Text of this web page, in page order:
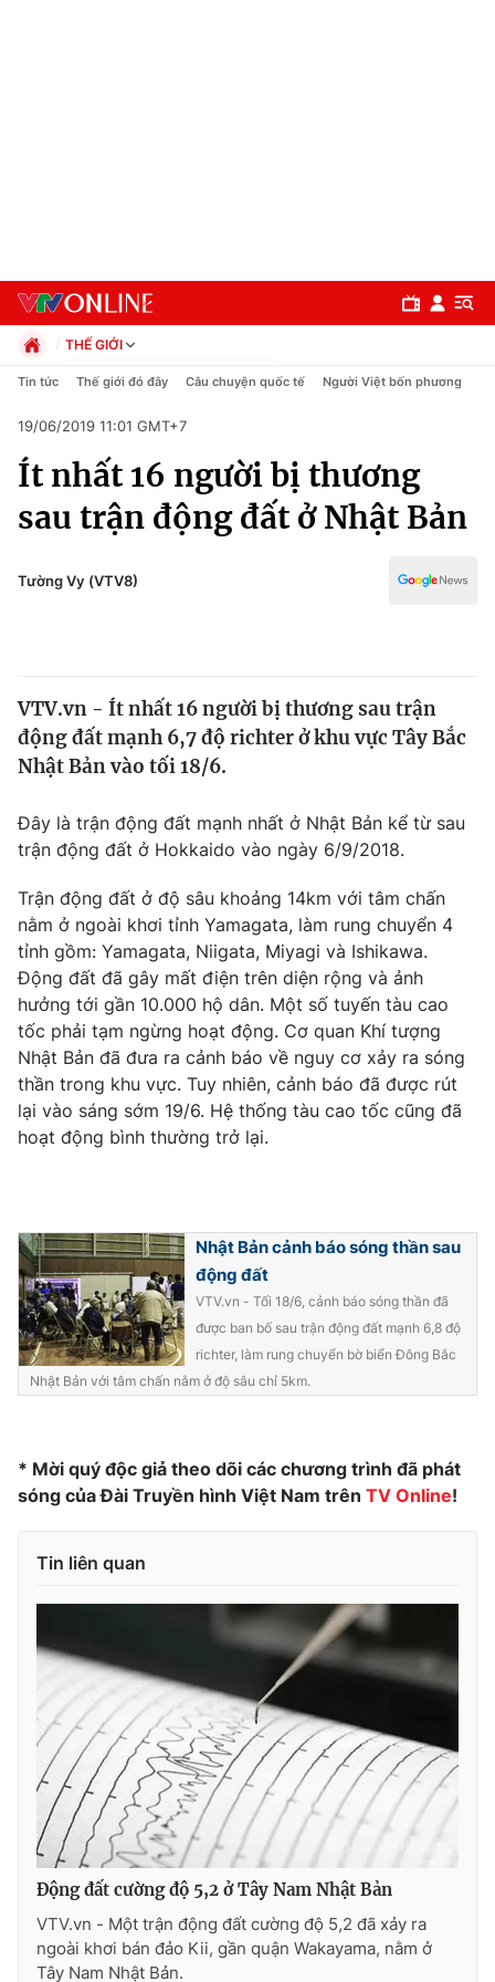
Chuyên mục
Chính trị
Thế giới
Thế giới đó đây
Câu chuyện quốc tế
Kinh tế
Thị trường
Góc doanh nghiệp
Dữ liệu và đời sống
Truyền hình
Phim VTV
Hậu trường
Nhân vật
Khán giả
Giải trí
Điện ảnh
Âm nhạc
Sao
Đời sống
Du lịch
Giáo dục
Học trực tuyến
Hitech Công nghệ tương lai
Sản phẩm
Thị trường
Tư vấn
Giao lưu trực tuyến
Lịch phát sóng
Emagazine Podcast
VTV Money VTV Thể thao
VTV Sức khoẻ Bất động sản
Thị trường 24h Tấm lòng Việt
VTV4 Vươn mình bằng AI
VTV8
Liên hệ tòa soạn
THẾ GIỚI
Chính trị
Pháp luật
Kinh tế
Thể thao
Truyền hình
Y tế
Tin tức Thế giới đó đây Câu chuyện quốc tế Người Việt bốn phương
19/06/2019 11:01 GMT+7
Ít nhất 16 người bị thương
sau trận động đất ở Nhật Bản
Tường Vy (VTV8)
VTV.vn - Ít nhất 16 người bị thương sau trận
động đất mạnh 6,7 độ richter ở khu vực Tây Bắc
Nhật Bản vào tối 18/6.
Đây là trận động đất mạnh nhất ở Nhật Bản kể từ sau
trận động đất ở Hokkaido vào ngày 6/9/2018.
Trận động đất ở độ sâu khoảng 14km với tâm chấn
nằm ở ngoài khơi tỉnh Yamagata, làm rung chuyển 4
tỉnh gồm: Yamagata, Niigata, Miyagi và Ishikawa.
Động đất đã gây mất điện trên diện rộng và ảnh
hưởng tới gần 10.000 hộ dân. Một số tuyến tàu cao
tốc phải tạm ngừng hoạt động. Cơ quan Khí tượng
Nhật Bản đã đưa ra cảnh báo về nguy cơ xảy ra sóng
thần trong khu vực. Tuy nhiên, cảnh báo đã được rút
lại vào sáng sớm 19/6. Hệ thống tàu cao tốc cũng đã
hoạt động bình thường trở lại.
Nhật Bản cảnh báo sóng thần sau
động đất
VTV.vn - Tối 18/6, cảnh báo sóng thần đã
được ban bố sau trận động đất mạnh 6,8 độ
richter, làm rung chuyển bờ biển Đông Bắc
Nhật Bản với tâm chấn nằm ở độ sâu chỉ 5km.
* Mời quý độc giả theo dõi các chương trình đã phát
sóng của Đài Truyền hình Việt Nam trên TV Online!
Tin liên quan
Động đất cường độ 5,2 ở Tây Nam Nhật Bản
VTV.vn - Một trận động đất cường độ 5,2 đã xảy ra
ngoài khơi bán đảo Kii, gần quận Wakayama, nằm ở
Tây Nam Nhật Bản.